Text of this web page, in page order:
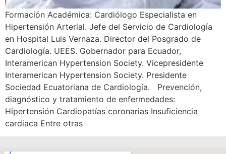
Formación Académica: Cardiólogo Especialista en
Hipertensión Arterial. Jefe del Servicio de Cardiología
en Hospital Luis Vernaza. Director del Posgrado de
Cardiología. UEES. Gobernador para Ecuador,
Interamerican Hypertension Society. Vicepresidente
Interamerican Hypertension Society. Presidente
Sociedad Ecuatoriana de Cardiología. Prevención,
diagnóstico y tratamiento de enfermedades:
Hipertensión Cardiopatías coronarias Insuficiencia
cardiaca Entre otras